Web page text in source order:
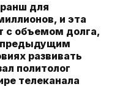
для
и эта
с объемом долга,
предыдущим
развивать
политолог
телеканала